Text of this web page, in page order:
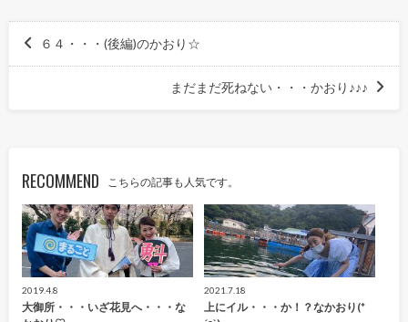
６４・・・(後編)のかおり☆
まだまだ死ねない・・・かおり♪♪♪
RECOMMEND こちらの記事も人気です。
2019.4.8
大御所・・・いざ花見へ・・・な
2021.7.18
上にイル・・・か！？なかおり(*